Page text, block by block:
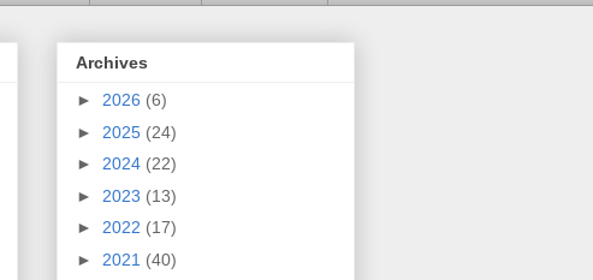
Archives
► 2026 (6)
► 2025 (24)
► 2024 (22)
► 2023 (13)
► 2022 (17)
► 2021 (40)